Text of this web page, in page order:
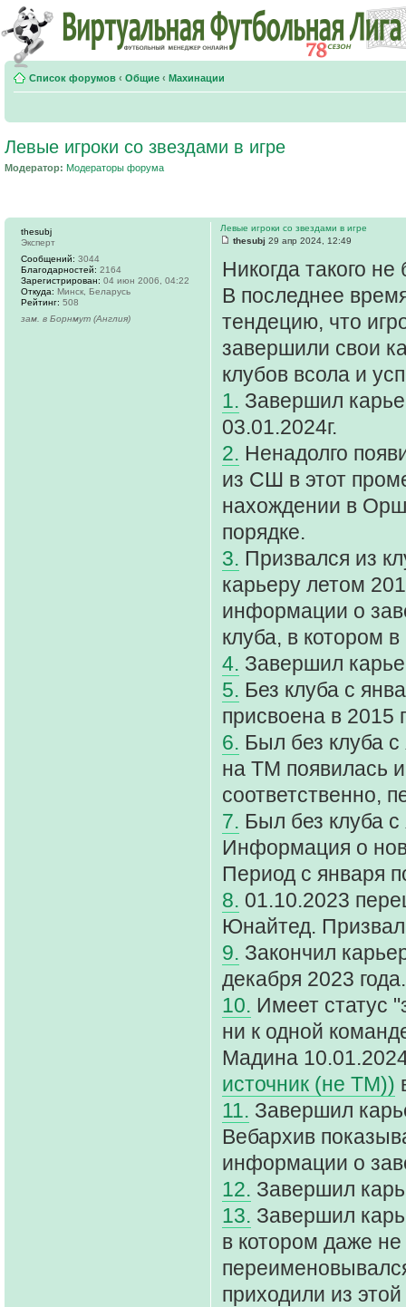
Список форумов ‹ Общие ‹ Махинации
Левые игроки со звездами в игре
Модератор: Модераторы форума
Левые игроки со звездами в игре
thesubj 29 апр 2024, 12:49
Никогда такого
В последнее
тендецию, что
завершили свои
клубов всола и
1. Завершил
03.01.2024г.
2. Ненадолго
из СШ в этот
нахождении в
порядке.
3. Призвался из
карьеру летом
информации о
клуба, в котором
4. Завершил
5. Без клуба с
присвоена в 2015
6. Был без клуба
на ТМ появилась
соответственно,
7. Был без клуба
Информация о
Период с января
8. 01.10.2023
Юнайтед.
9. Закончил
декабря 2023 года.
10. Имеет статус
ни к одной
Мадина
источник (не ТМ))
11. Завершил
Вебархив
информации о
12. Завершил
13. Завершил
в котором даже не
приходили из
thesubj
Эксперт
Сообщений: 3044
Благодарностей: 2164
Зарегистрирован: 04 июн 2006, 04:22
Откуда: Минск, Беларусь
Рейтинг: 508
зам. в Борнмут (Англия)